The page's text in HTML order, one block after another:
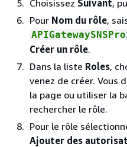
Choisissez Suivant,
Pour Nom du rôle,
Créer un rôle.
Dans la liste Roles,
venez de créer.
la page ou utiliser la
rechercher le rôle.
Pour le rôle
Ajouter des